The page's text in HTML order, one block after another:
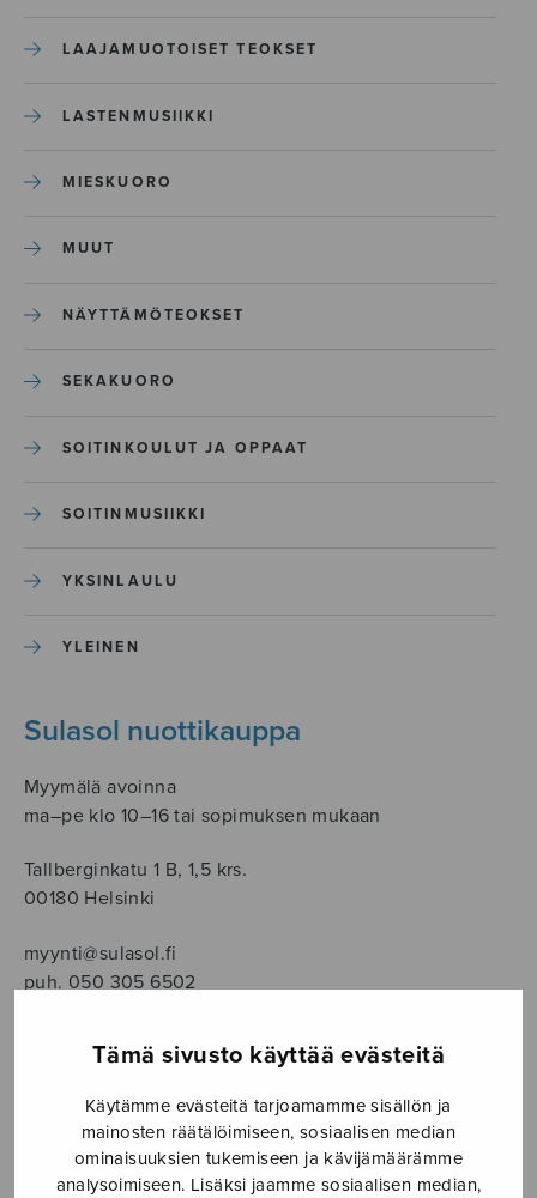
Tämä sivusto käyttää evästeitä
Käytämme evästeitä tarjoamamme sisällön ja
mainosten räätälöimiseen, sosiaalisen median
ominaisuuksien tukemiseen ja kävijämäärämme
analysoimiseen. Lisäksi jaamme sosiaalisen median,
LAAJAMUOTOISET TEOKSET
LASTENMUSIIKKI
MIESKUORO
MUUT
NÄYTTÄMÖTEOKSET
SEKAKUORO
SOITINKOULUT JA OPPAAT
SOITINMUSIIKKI
YKSINLAULU
YLEINEN
Sulasol nuottikauppa
Myymälä avoinna
ma–pe klo 10–16 tai sopimuksen mukaan
Tallberginkatu 1 B, 1,5 krs.
00180 Helsinki
myynti@sulasol.fi
puh. 050 305 6502
Soitinmusiikki